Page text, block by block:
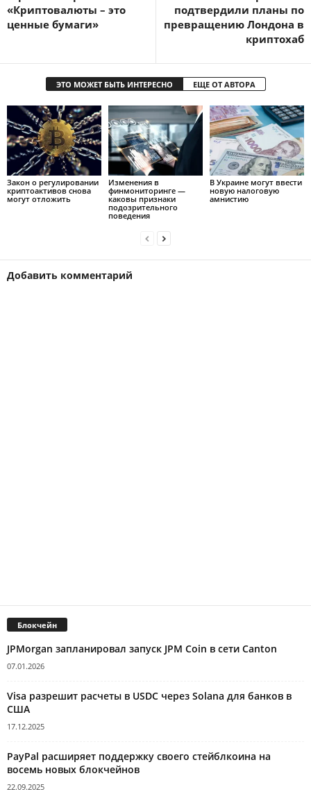
«Криптовалюты – это
ценные бумаги»
подтвердили планы по
превращению Лондона в
криптохаб
ЭТО МОЖЕТ БЫТЬ ИНТЕРЕСНО ЕЩЕ ОТ АВТОРА
Закон о регулировании
криптоактивов снова
могут отложить
Изменения в
финмониторинге —
каковы признаки
подозрительного
поведения
В Украине могут ввести
новую налоговую
амнистию
Добавить комментарий
Блокчейн
JPMorgan запланировал запуск JPM Coin в сети Canton
07.01.2026
Visa разрешит расчеты в USDC через Solana для банков в
США
17.12.2025
PayPal расширяет поддержку своего стейблкоина на
восемь новых блокчейнов
22.09.2025